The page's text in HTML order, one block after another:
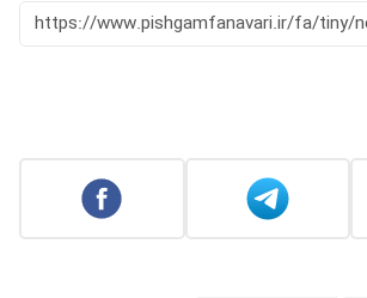
https://www.pishgamfanavari.ir/fa/tiny/